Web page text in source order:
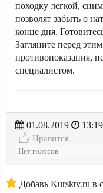
походку легкой,
позволят забыть о
конце дня.
Загляните перед
противопоказания,
специалистом.
01.08.2019
13:19
Нравится
Нет голосов
Добавь Kursktv.ru в